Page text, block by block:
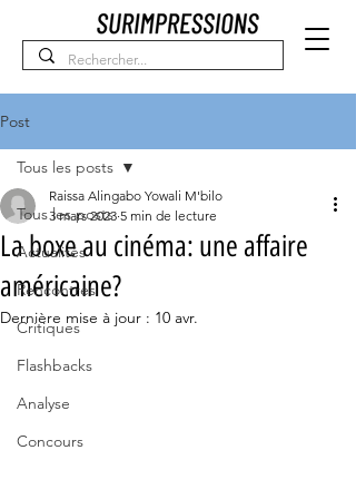
Post
Tous les posts
Actualités
Rencontres
Critiques
Flashbacks
Analyse
Concours
Tous les posts
La boxe au cinéma: une affaire
américaine?
Raissa Alingabo Yowali M'bilo
3 mars 2023 5 min de lecture
Dernière mise à jour : 10 avr.